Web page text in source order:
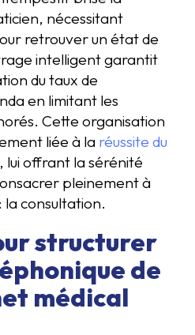
nécessitant
retrouver un état de
intelligent garantit
du taux de
en limitant les
Cette organisation
liée à la réussite du
, lui offrant la sérénité
pleinement à
consultation.
structurer
de
médical